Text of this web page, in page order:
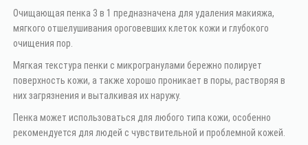
Очищающая пенка 3 в 1 предназначена для удаления макияжа,
мягкого отшелушивания ороговевших клеток кожи и глубокого
очищения пор.
Мягкая текстура пенки с микрогранулами бережно полирует
поверхность кожи, а также хорошо проникает в поры, растворяя в
них загрязнения и выталкивая их наружу.
Пенка может использоваться для любого типа кожи, особенно
рекомендуется для людей с чувствительной и проблемной кожей.